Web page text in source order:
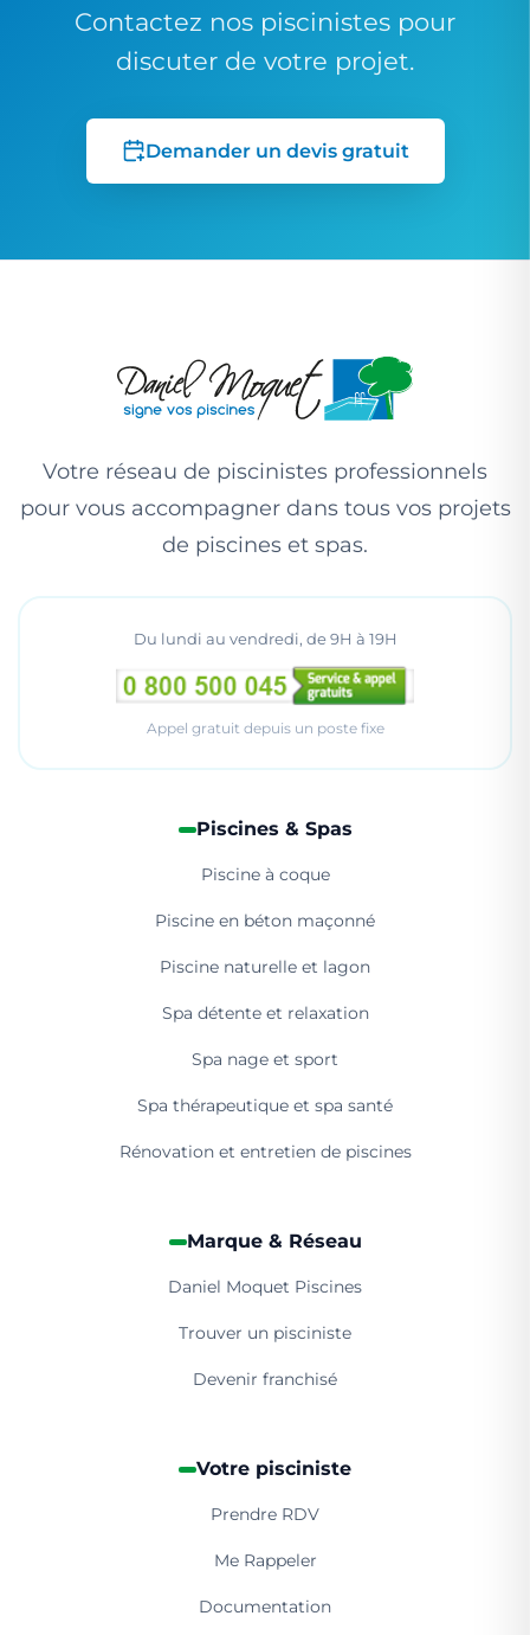
Contactez nos piscinistes pour
discuter de votre projet.
Demander un devis gratuit
Votre réseau de piscinistes professionnels
pour vous accompagner dans tous vos projets
de piscines et spas.
Du lundi au vendredi, de 9H à 19H
Appel gratuit depuis un poste fixe
Piscines & Spas
Piscine à coque
Piscine en béton maçonné
Piscine naturelle et lagon
Spa détente et relaxation
Spa nage et sport
Spa thérapeutique et spa santé
Rénovation et entretien de piscines
Marque & Réseau
Daniel Moquet Piscines
Trouver un pisciniste
Devenir franchisé
Votre pisciniste
Prendre RDV
Me Rappeler
Documentation